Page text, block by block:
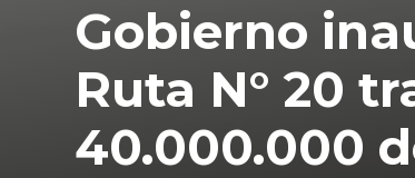
Gobierno
Ruta N° 20
40.000.000